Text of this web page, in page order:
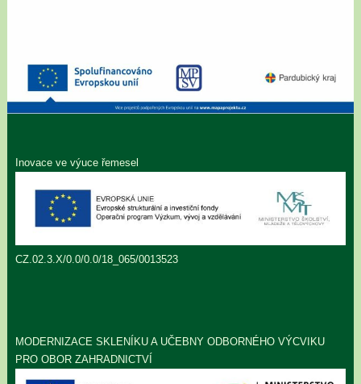
Inovace ve výuce řemesel
CZ.02.3.X/0.0/0.0/18_065/0013523
MODERNIZACE SKLENÍKU A UČEBNY ODBORNÉHO VÝCVIKU
PRO OBOR ZAHRADNICTVÍ